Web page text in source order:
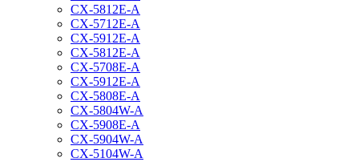
CX-5812E-A
CX-5712E-A
CX-5912E-A
CX-5812E-A
CX-5708E-A
CX-5912E-A
CX-5808E-A
CX-5804W-A
CX-5908E-A
CX-5904W-A
CX-5104W-A